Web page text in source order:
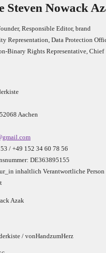
Steven Nowack
Responsible Editor, brand
Representation, Data Protection
Binary Rights Representative, Chief
Aachen
/ +49 152 34 60 78 56
DE363895155
inhaltlich Verantwortliche Person
Azak
/ vonHandzumHerz